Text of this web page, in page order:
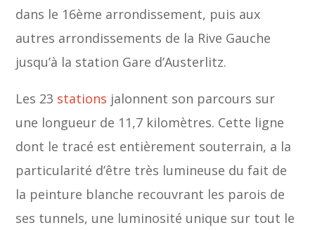
dans le 16ème arrondissement, puis aux
autres arrondissements de la Rive Gauche
jusqu’à la station Gare d’Austerlitz.
Les 23 stations jalonnent son parcours sur
une longueur de 11,7 kilomètres. Cette ligne
dont le tracé est entièrement souterrain, a la
particularité d’être très lumineuse du fait de
la peinture blanche recouvrant les parois de
ses tunnels, une luminosité unique sur tout le